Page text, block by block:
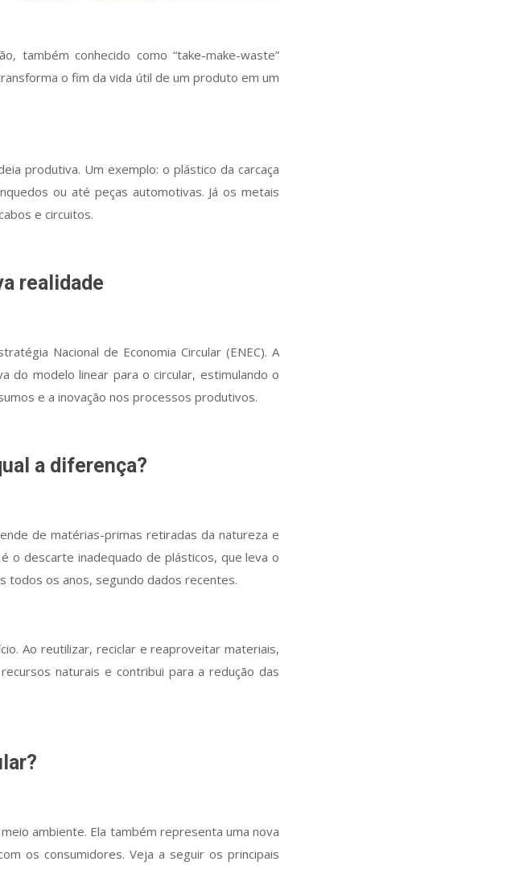
também conhecido como “take-make-waste”
o fim da vida útil de um produto em um
produtiva. Um exemplo: o plástico da carcaça
ou até peças automotivas. Já os metais
e circuitos.
realidade
Nacional de Economia Circular (ENEC). A
do modelo linear para o circular, estimulando o
e a inovação nos processos produtivos.
a diferença?
de matérias-primas retiradas da natureza e
o descarte inadequado de plásticos, que leva o
todos os anos, segundo dados recentes.
Ao reutilizar, reciclar e reaproveitar materiais,
naturais e contribui para a redução das
ambiente. Ela também representa uma nova
os consumidores. Veja a seguir os principais